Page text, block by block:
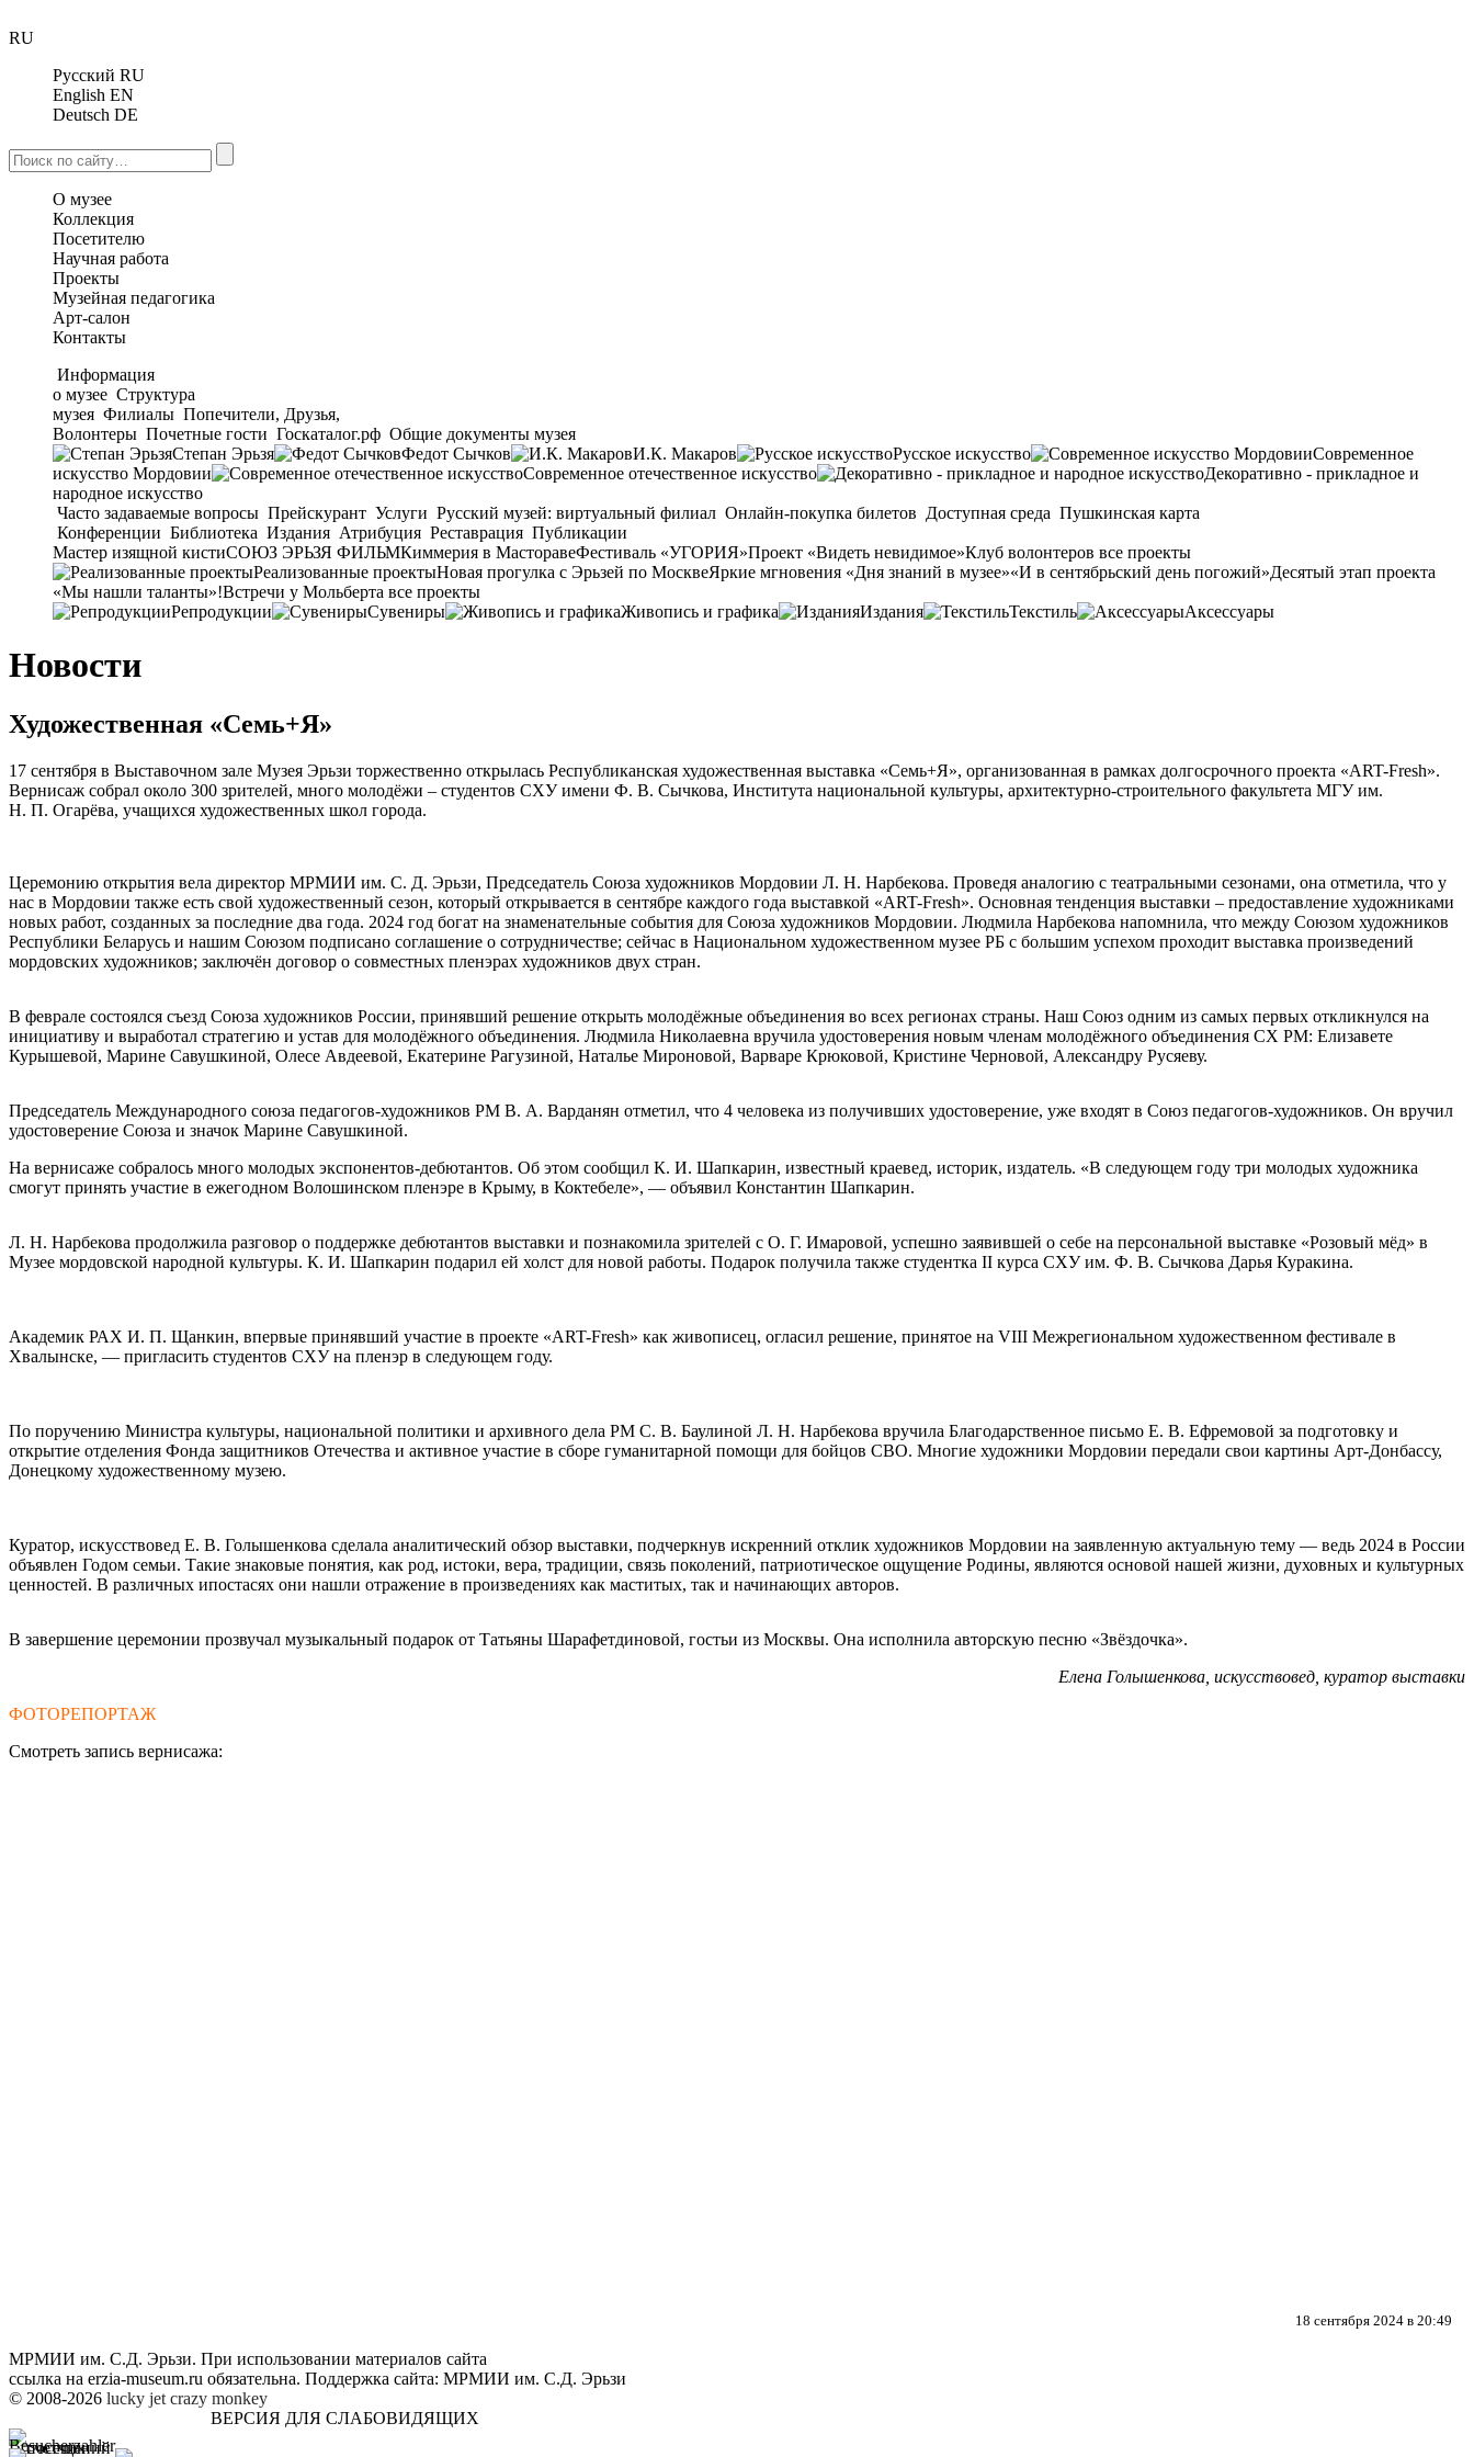
RU
Русский RU
English EN
Deutsch DE
О музее
Коллекция
Посетителю
Научная работа
Проекты
Музейная педагогика
Арт-салон
Контакты
Информация
о музее Структура
музея Филиалы Попечители, Друзья,
Волонтеры Почетные гости Госкаталог.рф Общие документы музея
Степан Эрьзя
Федот Сычков И.К. Макаров Русское искусство
Современное
искусство Мордовии
Современное отечественное искусство
Декоративно - прикладное и
народное искусство
Часто задаваемые вопросы Прейскурант Услуги Русский музей: виртуальный филиал Онлайн-покупка билетов Доступная среда Пушкинская карта
Конференции Библиотека Издания Атрибуция Реставрация Публикации
Мастер изящной кистиСОЮЗ ЭРЬЗЯ ФИЛЬМКиммерия в МасторавеФестиваль «УГОРИЯ»Проект «Видеть невидимое»Клуб волонтеров все проекты
Реализованные проектыНовая прогулка с Эрьзей по МосквеЯркие мгновения «Дня знаний в музее»«И в сентябрьский день погожий»Десятый этап проекта
«Мы нашли таланты»!Встречи у Мольберта все проекты
Репродукции
Сувениры Живопись и графика Издания Текстиль Аксессуары
Новости
Художественная «Семь+Я»
17 сентября в Выставочном зале Музея Эрьзи торжественно открылась Республиканская художественная выставка «Семь+Я», организованная в рамках долгосрочного проекта «АRT-Fresh».
Вернисаж собрал около 300 зрителей, много молодёжи – студентов СХУ имени Ф. В. Сычкова, Института национальной культуры, архитектурно-строительного факультета МГУ им.
Н. П. Огарёва, учащихся художественных школ города.
Церемонию открытия вела директор МРМИИ им. С. Д. Эрьзи, Председатель Союза художников Мордовии Л. Н. Нарбекова. Проведя аналогию с театральными сезонами, она отметила, что у
нас в Мордовии также есть свой художественный сезон, который открывается в сентябре каждого года выставкой «АRT-Fresh». Основная тенденция выставки – предоставление художниками
новых работ, созданных за последние два года. 2024 год богат на знаменательные события для Союза художников Мордовии. Людмила Нарбекова напомнила, что между Союзом художников
Республики Беларусь и нашим Союзом подписано соглашение о сотрудничестве; сейчас в Национальном художественном музее РБ с большим успехом проходит выставка произведений
мордовских художников; заключён договор о совместных пленэрах художников двух стран.
В феврале состоялся съезд Союза художников России, принявший решение открыть молодёжные объединения во всех регионах страны. Наш Союз одним из самых первых откликнулся на
инициативу и выработал стратегию и устав для молодёжного объединения. Людмила Николаевна вручила удостоверения новым членам молодёжного объединения СХ РМ: Елизавете
Курышевой, Марине Савушкиной, Олесе Авдеевой, Екатерине Рагузиной, Наталье Мироновой, Варваре Крюковой, Кристине Черновой, Александру Русяеву.
Председатель Международного союза педагогов-художников РМ В. А. Варданян отметил, что 4 человека из получивших удостоверение, уже входят в Союз педагогов-художников. Он вручил
удостоверение Союза и значок Марине Савушкиной.
На вернисаже собралось много молодых экспонентов-дебютантов. Об этом сообщил К. И. Шапкарин, известный краевед, историк, издатель. «В следующем году три молодых художника
смогут принять участие в ежегодном Волошинском пленэре в Крыму, в Коктебеле», — объявил Константин Шапкарин.
Л. Н. Нарбекова продолжила разговор о поддержке дебютантов выставки и познакомила зрителей с О. Г. Имаровой, успешно заявившей о себе на персональной выставке «Розовый мёд» в
Музее мордовской народной культуры. К. И. Шапкарин подарил ей холст для новой работы. Подарок получила также студентка II курса СХУ им. Ф. В. Сычкова Дарья Куракина.
Академик РАХ И. П. Щанкин, впервые принявший участие в проекте «ART-Fresh» как живописец, огласил решение, принятое на VIII Межрегиональном художественном фестивале в
Хвалынске, — пригласить студентов СХУ на пленэр в следующем году.
По поручению Министра культуры, национальной политики и архивного дела РМ С. В. Баулиной Л. Н. Нарбекова вручила Благодарственное письмо Е. В. Ефремовой за подготовку и
открытие отделения Фонда защитников Отечества и активное участие в сборе гуманитарной помощи для бойцов СВО. Многие художники Мордовии передали свои картины Арт-Донбассу,
Донецкому художественному музею.
Куратор, искусствовед Е. В. Голышенкова сделала аналитический обзор выставки, подчеркнув искренний отклик художников Мордовии на заявленную актуальную тему — ведь 2024 в России
объявлен Годом семьи. Такие знаковые понятия, как род, истоки, вера, традиции, связь поколений, патриотическое ощущение Родины, являются основой нашей жизни, духовных и культурных
ценностей. В различных ипостасях они нашли отражение в произведениях как маститых, так и начинающих авторов.
В завершение церемонии прозвучал музыкальный подарок от Татьяны Шарафетдиновой, гостьи из Москвы. Она исполнила авторскую песню «Звёздочка».
Елена Голышенкова, искусствовед, куратор выставки
ФОТОРЕПОРТАЖ
Смотреть запись вернисажа:
18 сентября 2024 в 20:49
МРМИИ им. С.Д. Эрьзи. При использовании материалов сайта
ссылка на erzia-museum.ru обязательна. Поддержка сайта: МРМИИ им. С.Д. Эрьзи
© 2008-2026 lucky jet crazy monkey
ВЕРСИЯ ДЛЯ СЛАБОВИДЯЩИХ